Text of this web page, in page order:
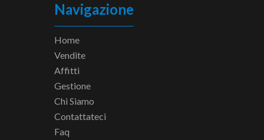
Navigazione
Home
Vendite
Affitti
Gestione
Chi Siamo
Contattateci
Faq